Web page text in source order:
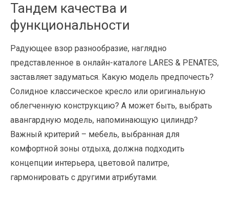
Тандем качества и
функциональности
Радующее взор разнообразие, наглядно
представленное в онлайн-каталоге LARES & PENATES,
заставляет задуматься. Какую модель предпочесть?
Солидное классическое кресло или оригинальную
облегченную конструкцию? А может быть, выбрать
авангардную модель, напоминающую цилиндр?
Важный критерий – мебель, выбранная для
комфортной зоны отдыха, должна подходить
концепции интерьера, цветовой палитре,
гармонировать с другими атрибутами.